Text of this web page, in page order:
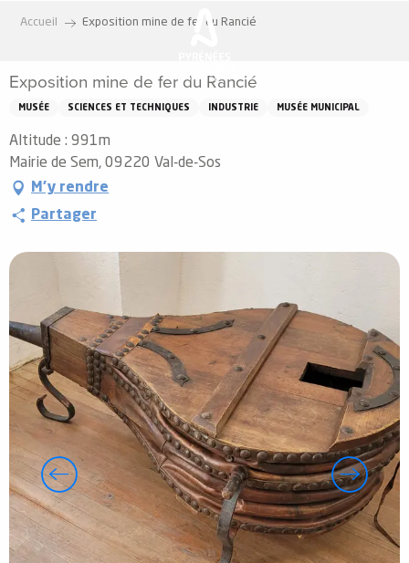
principal
Accueil Exposition mine de fer du Rancié
Exposition mine de fer du Rancié
MUSÉE SCIENCES ET TECHNIQUES INDUSTRIE MUSÉE MUNICIPAL
Altitude : 991m
Mairie de Sem, 09220 Val-de-Sos
M'y rendre
Partager